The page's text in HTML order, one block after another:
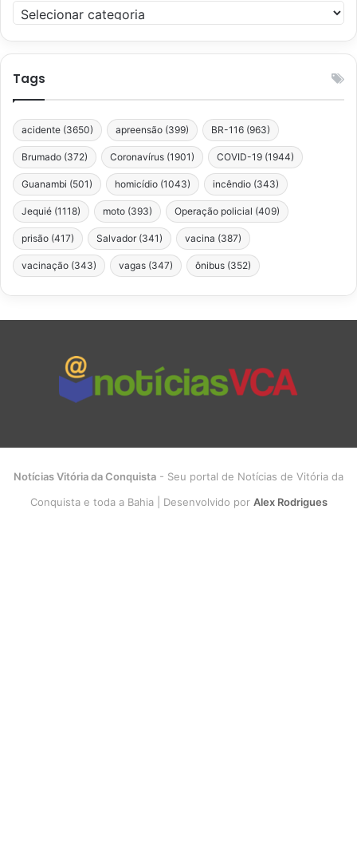
Categorias
Tags
acidente (3650) apreensão (399) BR-116 (963)
Brumado (372) Coronavírus (1901) COVID-19 (1944)
Guanambi (501) homicídio (1043) incêndio (343)
Jequié (1118) moto (393) Operação policial (409)
prisão (417) Salvador (341) vacina (387)
vacinação (343) vagas (347) ônibus (352)
Notícias Vitória da Conquista - Seu portal de Notícias de Vitória da
Conquista e toda a Bahia | Desenvolvido por Alex Rodrigues